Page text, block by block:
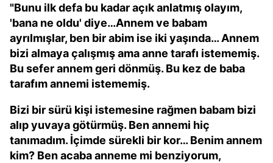
"Bunu ilk defa bu kadar açık anlatmış olayım,
'bana ne oldu' diye…Annem ve babam
ayrılmışlar, ben bir abim ise iki yaşında… Annem
bizi almaya çalışmış ama anne tarafı istememiş.
Bu sefer annem geri dönmüş. Bu kez de baba
tarafım annemi istememiş.
Bizi bir sürü kişi istemesine rağmen babam bizi
alıp yuvaya götürmüş. Ben annemi hiç
tanımadım. İçimde sürekli bir kor… Benim annem
kim? Ben acaba anneme mi benziyorum,